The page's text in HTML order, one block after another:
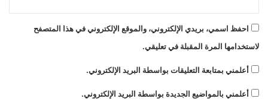
احفظ اسمي، بريدي الإلكتروني، والموقع الإلكتروني في هذا المتصفح
لاستخدامها المرة المقبلة في تعليقي.
أعلمني بمتابعة التعليقات بواسطة البريد الإلكتروني.
أعلمني بالمواضيع الجديدة بواسطة البريد الإلكتروني.